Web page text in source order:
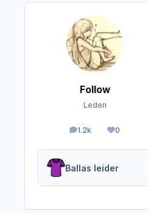
Follow
Leden
1.2k
berichten0
Reputation
Ballas leider